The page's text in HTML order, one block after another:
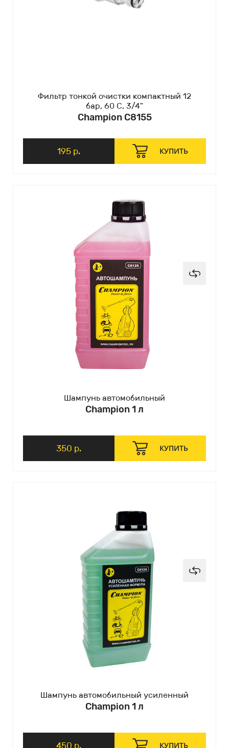
Фильтр тонкой очистки компактный 12
бар, 60 С, 3/4"
Champion C8155
195 р. КУПИТЬ
Шампунь автомобильный
Champion 1 л
350 р. КУПИТЬ
Шампунь автомобильный усиленный
Champion 1 л
450 р. КУПИТЬ